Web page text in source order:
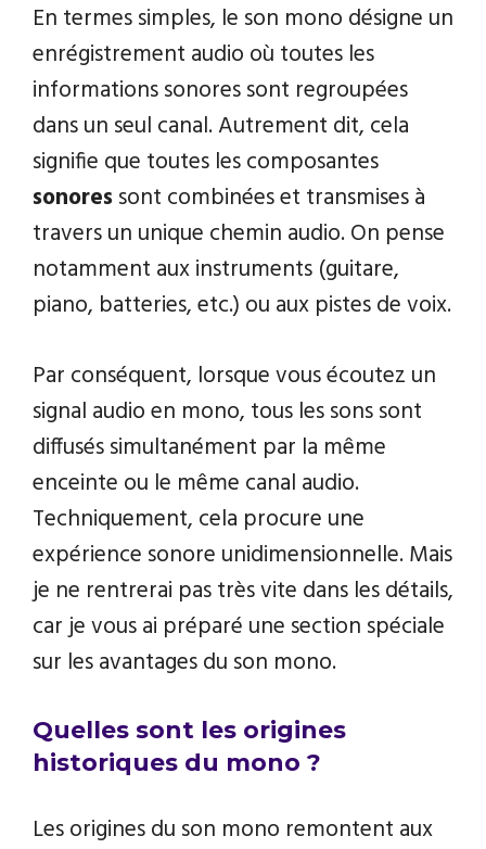
En termes simples, le son mono désigne un
enrégistrement audio où toutes les
informations sonores sont regroupées
dans un seul canal. Autrement dit, cela
signifie que toutes les composantes
sonoressont combinées et transmises à
travers un unique chemin audio. On pense
notamment aux instruments (guitare,
piano, batteries, etc.) ou aux pistes de voix.
Par conséquent, lorsque vous écoutez un
signal audio en mono, tous les sons sont
diffusés simultanément par la même
enceinte ou le même canal audio.
Techniquement, cela procure une
expérience sonore unidimensionnelle. Mais
je ne rentrerai pas très vite dans les détails,
car je vous ai préparé une section spéciale
sur les avantages du son mono.
Quelles sont les origines
historiques du mono ?
Les origines du son mono remontent aux